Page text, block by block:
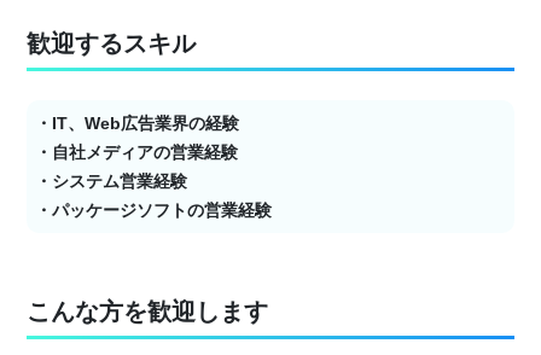
歓迎するスキル
・IT、Web広告業界の経験
・自社メディアの営業経験
・システム営業経験
・パッケージソフトの営業経験
こんな方を歓迎します